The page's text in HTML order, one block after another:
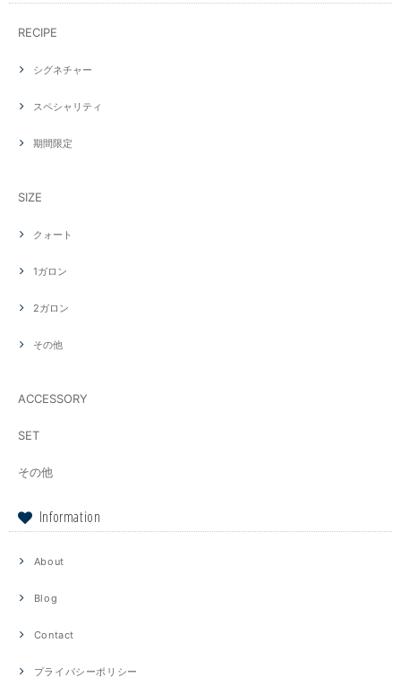
RECIPE
シグネチャー
スペシャリティ
期間限定
SIZE
クォート
1ガロン
2ガロン
その他
ACCESSORY
SET
その他
Information
About
Blog
Contact
プライバシーポリシー